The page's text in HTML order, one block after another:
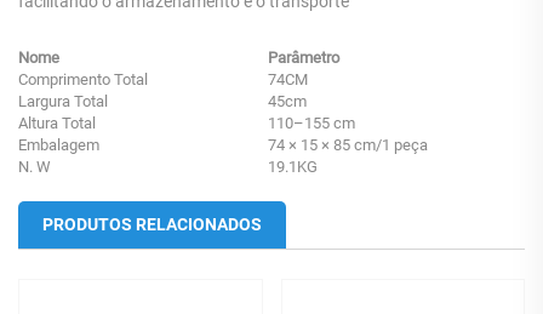
Nome
Parâmetro
Comprimento Total
74CM
Largura Total
45cm
Altura Total
110–155 cm
Embalagem
74 × 15 × 85 cm/1 peça
N. W
19.1KG
PRODUTOS RELACIONADOS